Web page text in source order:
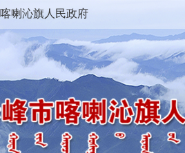
喀喇沁旗人民政府